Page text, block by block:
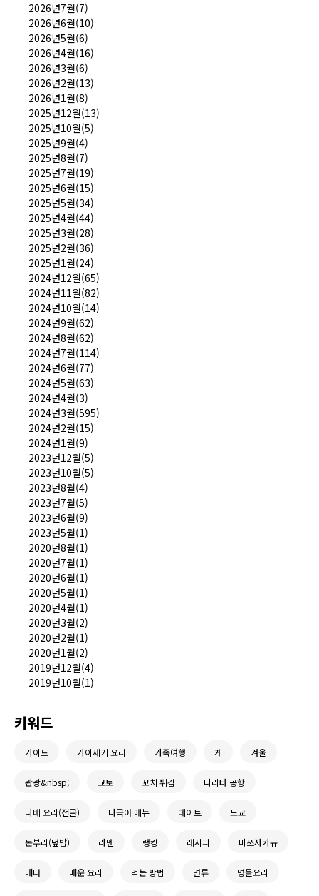
2026년7월(7)
2026년6월(10)
2026년5월(6)
2026년4월(16)
2026년3월(6)
2026년2월(13)
2026년1월(8)
2025년12월(13)
2025년10월(5)
2025년9월(4)
2025년8월(7)
2025년7월(19)
2025년6월(15)
2025년5월(34)
2025년4월(44)
2025년3월(28)
2025년2월(36)
2025년1월(24)
2024년12월(65)
2024년11월(82)
2024년10월(14)
2024년9월(62)
2024년8월(62)
2024년7월(114)
2024년6월(77)
2024년5월(63)
2024년4월(3)
2024년3월(595)
2024년2월(15)
2024년1월(9)
2023년12월(5)
2023년10월(5)
2023년8월(4)
2023년7월(5)
2023년6월(9)
2023년5월(1)
2020년8월(1)
2020년7월(1)
2020년6월(1)
2020년5월(1)
2020년4월(1)
2020년3월(2)
2020년2월(1)
2020년1월(2)
2019년12월(4)
2019년10월(1)
키워드
가이드 가이세키 요리 가족여행 게 겨울
관광&nbsp; 교토 꼬치 튀김 나리타 공항
나베 요리(전골) 다국어 메뉴 데이트 도쿄
돈부리(덮밥) 라멘 랭킹 레시피 마쓰자카규
매너 매운 요리 먹는 방법 면류 명물요리